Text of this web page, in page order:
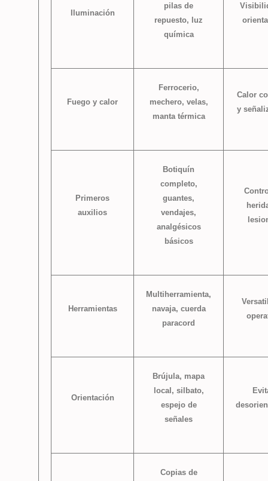
Iluminación
pilas de
repuesto, luz
química
Fuego y calor
Ferrocerio,
mechero, velas,
manta térmica
Calor
y
Primeros
auxilios
Botiquín
completo,
guantes,
vendajes,
analgésicos
básicos
Herramientas
Multiherramienta,
navaja, cuerda
paracord
Orientación
Brújula, mapa
local, silbato,
espejo de
señales
Copias de